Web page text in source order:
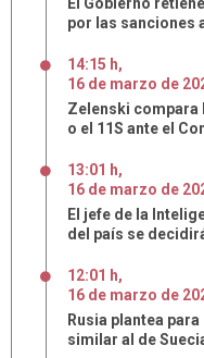
por las sanciones
14:15 h,
16 de marzo de
Zelenski compara
o el 11S ante el
13:01 h,
16 de marzo de
El jefe de la
del país se
12:01 h,
16 de marzo de
Rusia plantea
similar al de